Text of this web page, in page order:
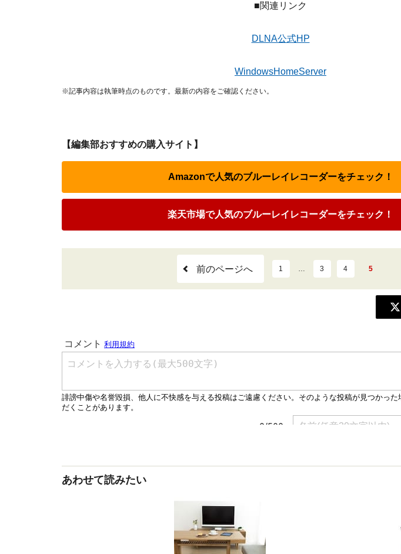
■関連リンク
DLNA公式HP
WindowsHomeServer
※記事内容は執筆時点のものです。最新の内容をご確認ください。
【編集部おすすめの購入サイト】
Amazonで人気のブルーレイレコーダーをチェック！
楽天市場で人気のブルーレイレコーダーをチェック！
前のページへ 1 … 3 4 5
あわせて読みたい